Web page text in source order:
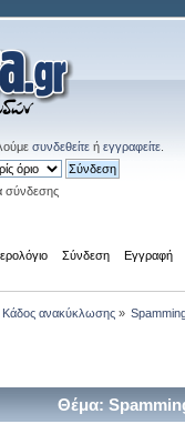
συνδεθείτε ή εγγραφείτε
σύνδεσης
Σύνδεση Εγγραφή
Κάδος ανακύκλωσης» Spamming
Θέμα: